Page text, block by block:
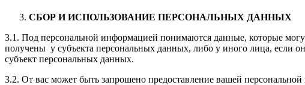
СБОР И ИСПОЛЬЗОВАНИЕ ПЕРСОНАЛЬНЫХ ДАННЫХ
3.1. Под персональной информацией понимаются данные, которые
получены у субъекта персональных данных, либо у иного лица, если
субъект персональных данных.
3.2. От вас может быть запрошено предоставление вашей